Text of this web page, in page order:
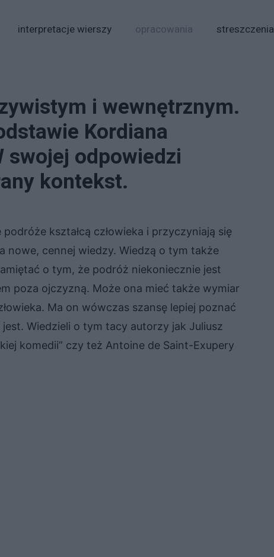
interpretacje wierszy opracowania streszczenia
i wewnętrznym.
Kordiana
swojej odpowiedzi
kontekst.
kształcą człowieka i przyczyniają się
cennej wiedzy. Wiedzą o tym także
o tym, że podróż niekoniecznie jest
poza ojczyzną. Może ona mieć także wymiar
Ma on wówczas szansę lepiej poznać
Wiedzieli o tym tacy autorzy jak Juliusz
komedii” czy też Antoine de Saint-Exupery